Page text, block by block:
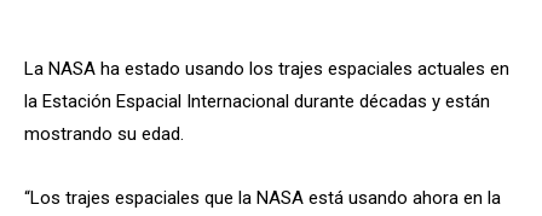
La NASA ha estado usando los trajes espaciales actuales en
la Estación Espacial Internacional durante décadas y están
mostrando su edad.
“Los trajes espaciales que la NASA está usando ahora en la